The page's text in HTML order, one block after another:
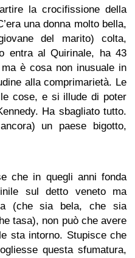
la crocifissione della
una donna molto bella,
del marito) colta,
entra al Quirinale, ha 43
è cosa non inusuale in
alla comprimarietà. Le
cose, e si illude di poter
Ha sbagliato tutto.
un paese bigotto,
che in quegli anni fonda
sul detto veneto ma
(che sia bela, che sia
tasa), non può che avere
sta intorno. Stupisce che
questa sfumatura,